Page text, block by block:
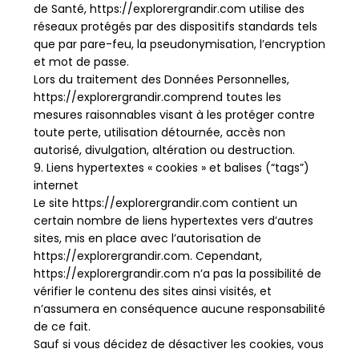
de Santé, https://explorergrandir.com utilise des
réseaux protégés par des dispositifs standards tels
que par pare-feu, la pseudonymisation, l’encryption
et mot de passe.
Lors du traitement des Données Personnelles,
https://explorergrandir.comprend toutes les
mesures raisonnables visant à les protéger contre
toute perte, utilisation détournée, accès non
autorisé, divulgation, altération ou destruction.
9. Liens hypertextes « cookies » et balises (“tags”)
internet
Le site https://explorergrandir.com contient un
certain nombre de liens hypertextes vers d’autres
sites, mis en place avec l’autorisation de
https://explorergrandir.com. Cependant,
https://explorergrandir.com n’a pas la possibilité de
vérifier le contenu des sites ainsi visités, et
n’assumera en conséquence aucune responsabilité
de ce fait.
Sauf si vous décidez de désactiver les cookies, vous